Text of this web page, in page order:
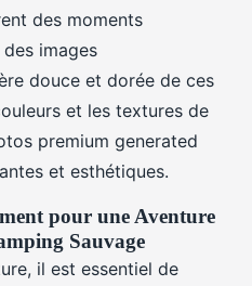
des moments
images
douce et dorée de ces
et les textures de
premium generated
et esthétiques.
pour une Aventure
Sauvage
il est essentiel de